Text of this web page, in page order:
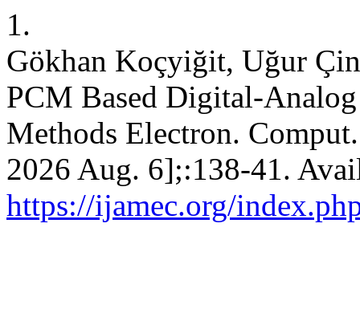
1.
Gökhan Koçyiğit, Uğur
PCM Based Digital-
Methods Electron.
2026 Aug. 6];:138-41.
https://ijamec.org/